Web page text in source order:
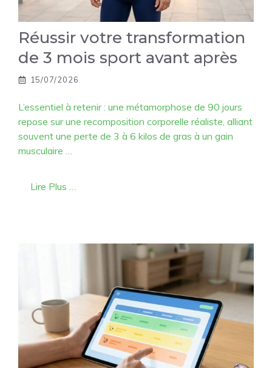
Réussir votre transformation
de 3 mois sport avant après
15/07/2026
L’essentiel à retenir : une métamorphose de 90 jours
repose sur une recomposition corporelle réaliste, alliant
souvent une perte de 3 à 6 kilos de gras à un gain
musculaire …
Lire Plus …